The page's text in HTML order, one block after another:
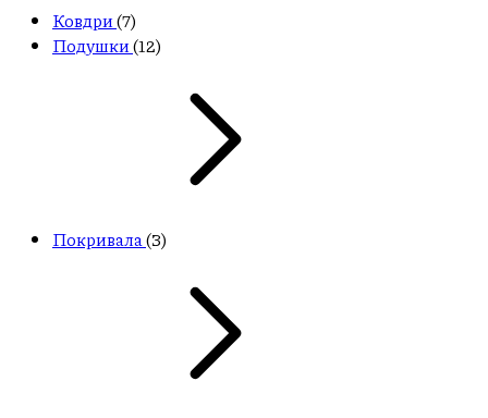
Ковдри(7)
Подушки(12)
Покривала (3)